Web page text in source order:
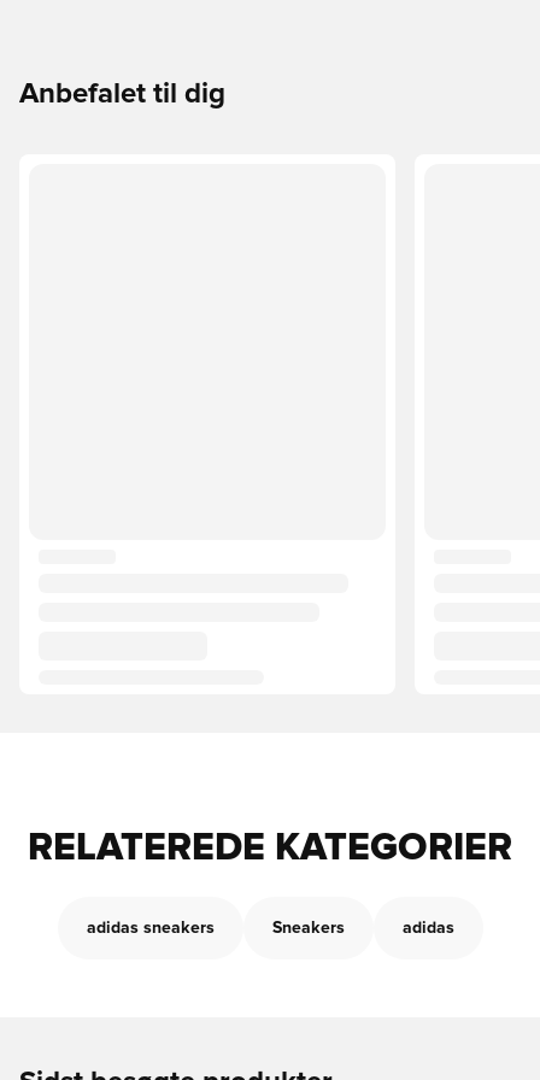
Anbefalet til dig
RELATEREDE KATEGORIER
adidas sneakers Sneakers adidas